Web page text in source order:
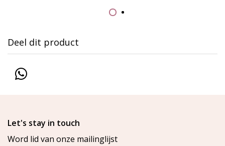
Deel dit product
Let's stay in touch
Word lid van onze mailinglijst